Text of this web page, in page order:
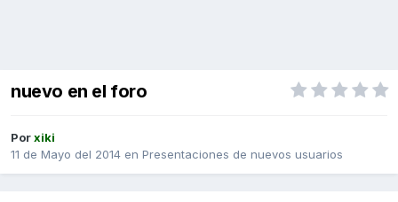
nuevo en el foro
Porxiki
11 de Mayo del 2014 en Presentaciones de nuevos usuarios